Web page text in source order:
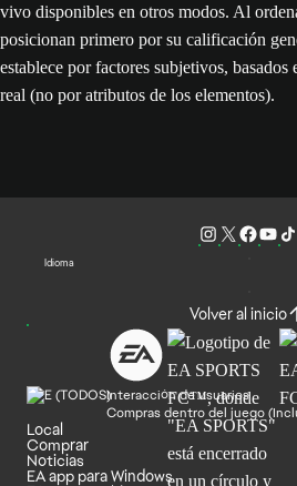
vivo disponibles en otros modos. Al
posicionan primero por su calificación
establece por factores subjetivos,
real (no por atributos de los elementos).
Idioma
Volver al inicio
Interacción de usuarios
Compras dentro del juego
Local
Comprar
Noticias
EA app para Windows